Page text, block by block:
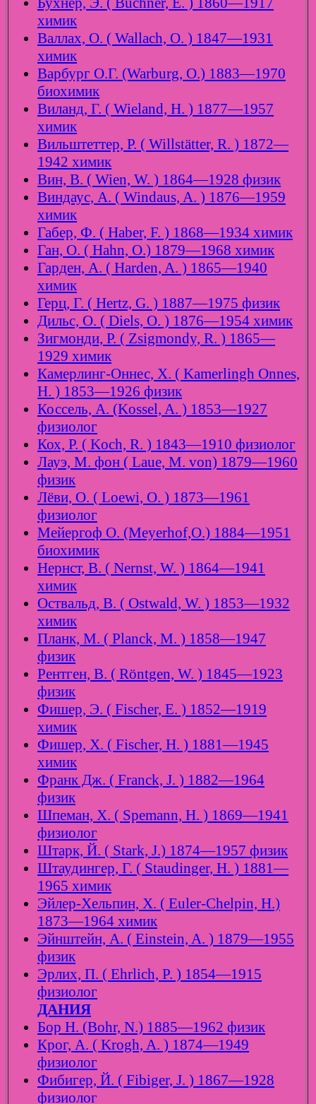
химик
Валлах, О. ( Wallach, O. ) 1847—1931
химик
Варбург О.Г. (Warburg, O.) 1883—1970
биохимик
Виланд, Г. ( Wieland, H. ) 1877—1957
химик
Вильштеттер, Р. ( Willstätter, R. ) 1872—
1942 химик
Вин, В. ( Wien, W. ) 1864—1928 физик
Виндаус, А. ( Windaus, A. ) 1876—1959
химик
Габер, Ф. ( Haber, F. ) 1868—1934 химик
Ган, О. ( Hahn, O.) 1879—1968 химик
Гарден, А. ( Harden, A. ) 1865—1940
химик
Герц, Г. ( Hertz, G. ) 1887—1975 физик
Дильс, О. ( Diels, O. ) 1876—1954 химик
Зигмонди, Р. ( Zsigmondy, R. ) 1865—
1929 химик
Камерлинг-Оннес, Х. ( Kamerlingh Onnes,
H. ) 1853—1926 физик
Коссель, А. (Kossel, A. ) 1853—1927
физиолог
Кох, Р. ( Koch, R. ) 1843—1910 физиолог
Лауэ, М. фон ( Laue, M. von) 1879—1960
физик
Лёви, О. ( Loewi, O. ) 1873—1961
физиолог
Мейергоф О. (Meyerhof,O.) 1884—1951
биохимик
Нернст, В. ( Nernst, W. ) 1864—1941
химик
Оствальд, В. ( Ostwald, W. ) 1853—1932
химик
Планк, М. ( Planck, M. ) 1858—1947
физик
Рентген, В. ( Röntgen, W. ) 1845—1923
физик
Фишер, Э. ( Fischer, E. ) 1852—1919
химик
Фишер, Х. ( Fischer, H. ) 1881—1945
химик
Франк Дж. ( Franck, J. ) 1882—1964
физик
Шпеман, Х. ( Spemann, H. ) 1869—1941
физиолог
Штарк, Й. ( Stark, J.) 1874—1957 физик
Штаудингер, Г. ( Staudinger, H. ) 1881—
1965 химик
Эйлер-Хельпин, Х. ( Euler-Chelpin, H.)
1873—1964 химик
Эйнштейн, А. ( Einstein, A. ) 1879—1955
физик
Эрлих, П. ( Ehrlich, P. ) 1854—1915
физиолог
ДАНИЯ
Бор Н. (Bohr, N.) 1885—1962 физик
Крог, А. ( Krogh, A. ) 1874—1949
физиолог
Фибигер, Й. ( Fibiger, J. ) 1867—1928
физиолог